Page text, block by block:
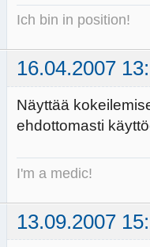
Ich bin in position!
16.04.2007
Näyttää
ehdottomasti
I'm a medic!
13.09.2007